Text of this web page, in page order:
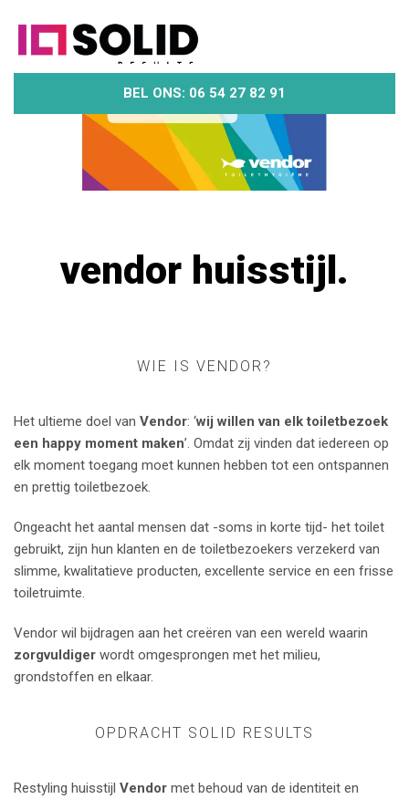
BEL ONS: 06 54 27 82 91
vendor huisstijl.
WIE IS VENDOR?
Het ultieme doel van Vendor: ‘wij willen van elk toiletbezoek
een happy moment maken’. Omdat zij vinden dat iedereen op
elk moment toegang moet kunnen hebben tot een ontspannen
en prettig toiletbezoek.
Ongeacht het aantal mensen dat -soms in korte tijd- het toilet
gebruikt, zijn hun klanten en de toiletbezoekers verzekerd van
slimme, kwalitatieve producten, excellente service en een frisse
toiletruimte.
Vendor wil bijdragen aan het creëren van een wereld waarin
zorgvuldiger wordt omgesprongen met het milieu,
grondstoffen en elkaar.
OPDRACHT SOLID RESULTS
Restyling huisstijl Vendor met behoud van de identiteit en